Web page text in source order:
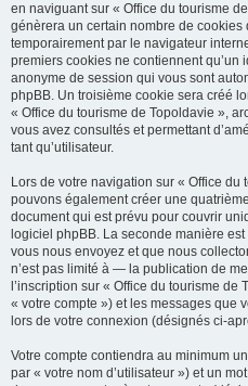
en naviguant sur « Office du tourisme
génèrera un certain nombre de
temporairement par le navigateur
premiers cookies ne contiennent qu’un
anonyme de session qui vous sont
phpBB. Un troisième cookie sera créé
« Office du tourisme de Topoldavie »,
vous avez consultés et permettant
tant qu’utilisateur.
Lors de votre navigation sur « Office
pouvons également créer une
document qui est prévu pour couvrir
logiciel phpBB. La seconde manière
vous nous envoyez et que nous
n’est pas limité à — la publication de
l’inscription sur « Office du tourisme
« votre compte ») et les messages que
lors de votre connexion (désignés ci-
Votre compte contiendra au minimum
par « votre nom d’utilisateur ») et un